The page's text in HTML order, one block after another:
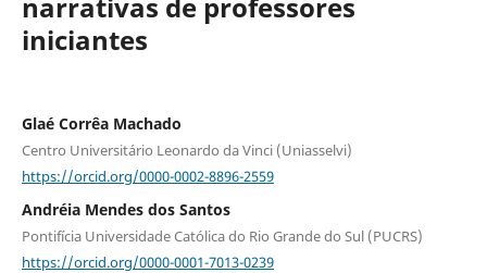
iniciantes
Glaé Corrêa Machado
Centro Universitário Leonardo da Vinci (Uniasselvi)
https://orcid.org/0000-0002-8896-2559
Andréia Mendes dos Santos
Pontifícia Universidade Católica do Rio Grande do Sul (PUCRS)
https://orcid.org/0000-0001-7013-0239